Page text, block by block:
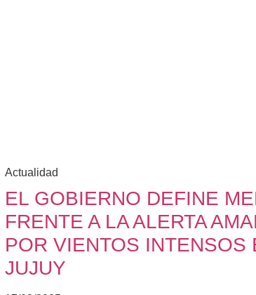
Actualidad
EL GOBIERNO DEFINE
FRENTE A LA ALERTA
POR VIENTOS INTENSOS
JUJUY